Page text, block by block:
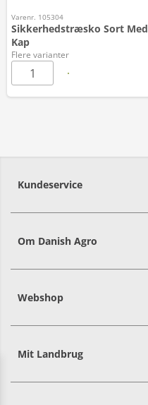
Varenr. 105304
Sikkerhedstræsko Sort Med
Kap
Flere varianter
Kundeservice
Om Danish Agro
Webshop
Mit Landbrug